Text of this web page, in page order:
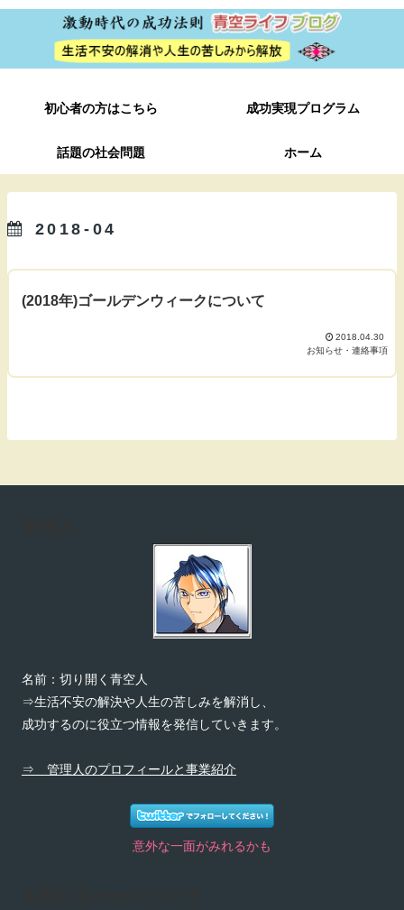
初心者の方はこちら 成功実現プログラム
話題の社会問題 ホーム
2018-04
(2018年)ゴールデンウィークについて
2018.04.30
お知らせ・連絡事項
名前：切り開く青空人
⇒生活不安の解決や人生の苦しみを解消し、
成功するのに役立つ情報を発信していきます。
⇒ 管理人のプロフィールと事業紹介
意外な一面がみれるかも